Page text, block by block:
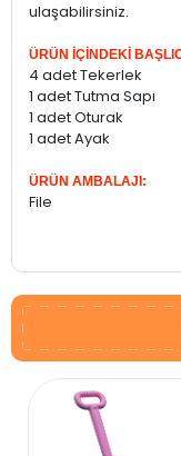
ulaşabilirsiniz.
ÜRÜN İÇİNDEKİ
4 adet Tekerlek
1 adet Tutma Sapı
1 adet Oturak
1 adet Ayak
ÜRÜN AMBALAJI:
File